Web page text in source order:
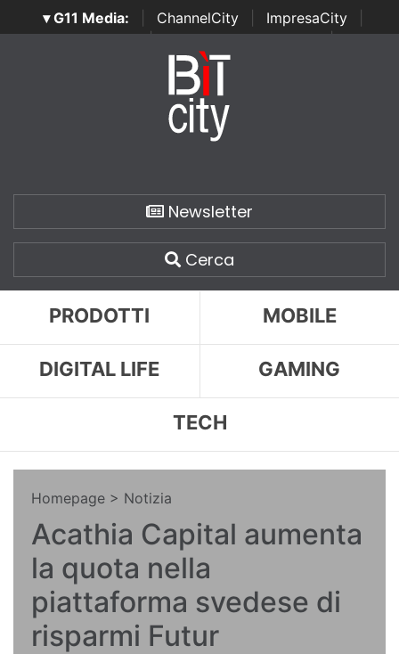
▾ G11 Media: ChannelCity ImpresaCity
SecurityOpenLab | Italian Channel Awards | Italian
Italian Security Awards
Newsletter
Cerca
PRODOTTI MOBILE
DIGITAL LIFE GAMING
TECH
Homepage > Notizia
Acathia Capital aumenta
la quota nella
piattaforma svedese di
risparmi Futur